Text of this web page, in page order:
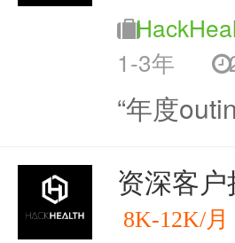
1-3年
“年度
资深客户
8K-12K/月